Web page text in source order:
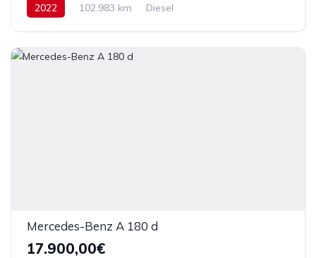
2022 102.983 km Diesel
Mercedes-Benz A 180 d
17.900,00€